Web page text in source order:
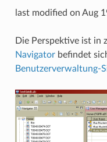
last modified on Aug
Die Perspektive ist in
Navigatorbefindet
Benutzerverwaltung-